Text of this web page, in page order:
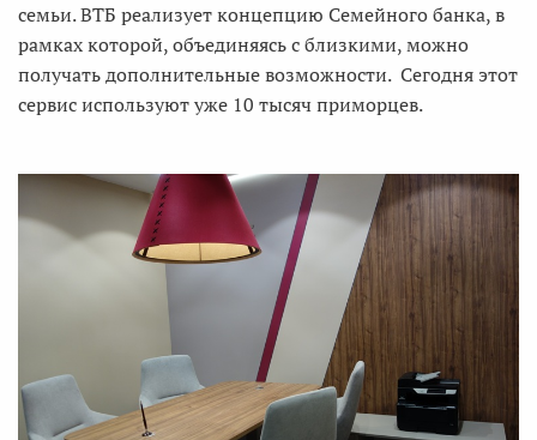
семьи. ВТБ реализует концепцию Семейного банка, в
рамках которой, объединяясь с близкими, можно
получать дополнительные возможности. Сегодня этот
сервис используют уже 10 тысяч приморцев.